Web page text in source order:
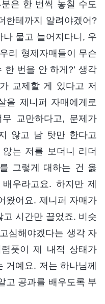
은 한 번씩 놓칠 수도
한테까지 알려야겠어?
물고 늘어지다니, 우
리 형제자매들이 무슨
번을 안 하게?’ 생각
교제할 게 있다고 저
을 제니퍼 자매에게로
교만하다고, 문제가
않고 남 탓만 한다고
는 저를 보더니 리더
그렇게 대하는 건 옳
우라고요. 하지만 제
왔어요. 제니퍼 자매가
시간만 끌었죠. 비슷
심해야겠다는 생각 자
풋이 제 내적 상태가
거예요. 저는 하나님께
고 공과를 배우도록 부